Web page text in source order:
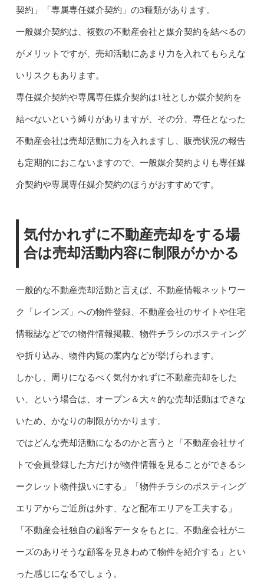
契約」「専属専任媒介契約」の3種類があります。
一般媒介契約は、複数の不動産会社と媒介契約を結べるの
がメリットですが、売却活動にあまり力を入れてもらえな
いリスクもあります。
専任媒介契約や専属専任媒介契約は1社としか媒介契約を
結べないという縛りがありますが、その分、専任となった
不動産会社は売却活動に力を入れますし、販売状況の報告
も定期的におこないますので、一般媒介契約よりも専任媒
介契約や専属専任媒介契約のほうがおすすめです。
気付かれずに不動産売却をする場
合は売却活動内容に制限がかかる
一般的な不動産売却活動と言えば、不動産情報ネットワー
ク「レインズ」への物件登録、不動産会社のサイトや住宅
情報誌などでの物件情報掲載、物件チラシのポスティング
や折り込み、物件内覧の案内などが挙げられます。
しかし、周りになるべく気付かれずに不動産売却をした
い、という場合は、オープン＆大々的な売却活動はできな
いため、かなりの制限がかかります。
ではどんな売却活動になるのかと言うと「不動産会社サイ
トで会員登録した方だけが物件情報を見ることができるシ
ークレット物件扱いにする」「物件チラシのポスティング
エリアからご近所は外す、など配布エリアを工夫する」
「不動産会社独自の顧客データをもとに、不動産会社がニ
ーズのありそうな顧客を見きわめて物件を紹介する」とい
った感じになるでしょう。